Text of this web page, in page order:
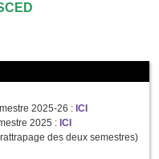
2025-26 : ICI
2025 : ICI
des deux semestres)